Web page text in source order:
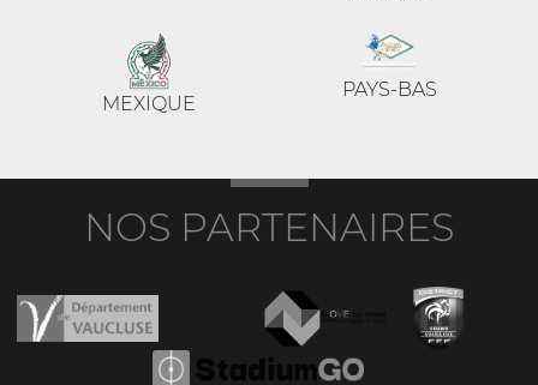
MEXIQUE
PAYS-BAS
NOS PARTENAIRES